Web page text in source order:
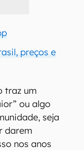
preços e
traz um
ou algo
seja
darem
nos anos